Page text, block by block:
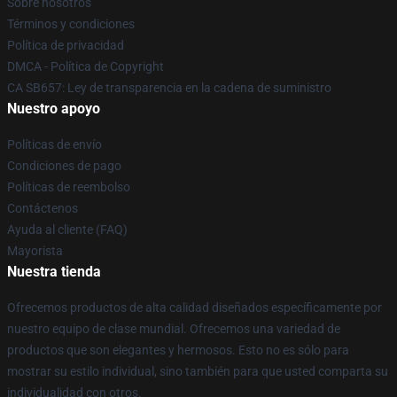
Términos y condiciones
Política de privacidad
DMCA - Política de Copyright
CA SB657: Ley de transparencia en la cadena de suministro
Nuestro apoyo
Políticas de envío
Condiciones de pago
Políticas de reembolso
Contáctenos
Ayuda al cliente (FAQ)
Mayorista
Nuestra tienda
Ofrecemos productos de alta calidad diseñados específicamente por
nuestro equipo de clase mundial. Ofrecemos una variedad de
productos que son elegantes y hermosos. Esto no es sólo para
mostrar su estilo individual, sino también para que usted comparta su
individualidad con otros.